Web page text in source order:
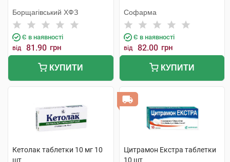
Борщагівський ХФЗ
Є в наявності
від 81.90 грн
КУПИТИ
Софарма
Є в наявності
від 82.00 грн
КУПИТИ
Кетолак таблетки 10 мг 10
шт
Цитрамон Екстра таблетки
10 шт